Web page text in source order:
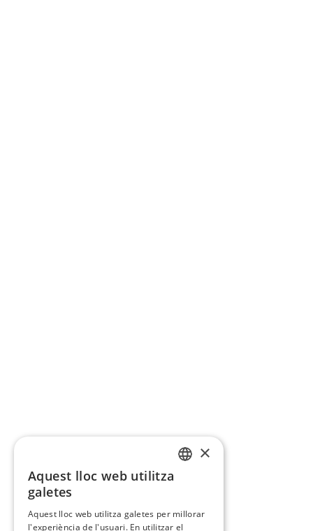
×
Aquest lloc web utilitza
galetes
Aquest lloc web utilitza galetes per millorar
l'experiència de l'usuari. En utilitzar el